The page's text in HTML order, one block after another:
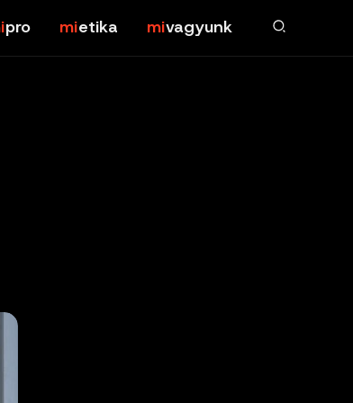
pro etika vagyunk